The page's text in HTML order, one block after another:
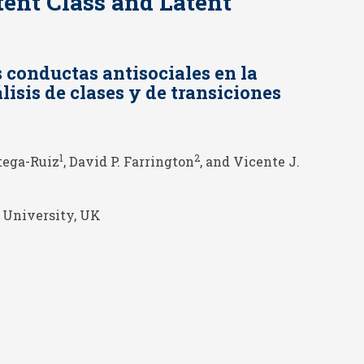
antisociales en la
de clases y de transiciones
Ruiz1, David P. Farrington2, and Vicente J.
University, UK